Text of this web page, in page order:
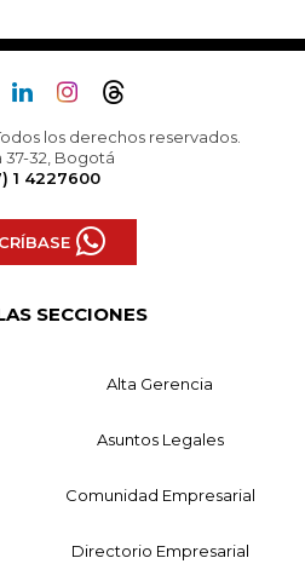
los derechos reservados.
37-32, Bogotá
1 4227600
SECCIONES
Alta Gerencia
Asuntos Legales
Comunidad Empresarial
Directorio Empresarial